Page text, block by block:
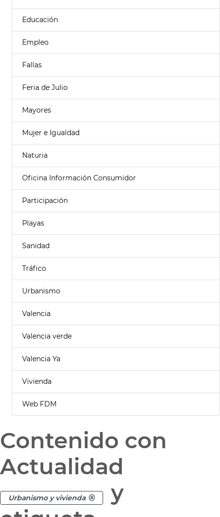
Educación
Empleo
Fallas
Feria de Julio
Mayores
Mujer e Igualdad
Naturia
Oficina Información Consumidor
Participación
Playas
Sanidad
Tráfico
Urbanismo
Valencia
Valencia verde
Valencia Ya
Vivienda
Web FDM
Contenido con
Actualidad
Urbanismo y vivienda
y